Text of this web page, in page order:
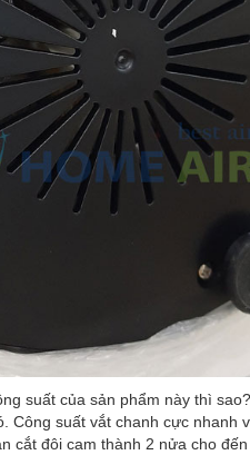
suất của sản phẩm này thì
Công suất vắt chanh cực nhanh
cắt đôi cam thành 2 nửa cho